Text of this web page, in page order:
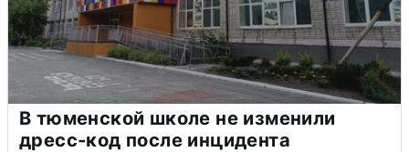
В тюменской школе не изменили
дресс-код после инцидента